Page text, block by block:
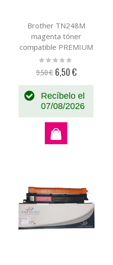
Brother TN248M
magenta tóner
compatible PREMIUM
(1K)
Rating:
9,50 € Precio
6,50 €
Recíbelo el
07/08/2026